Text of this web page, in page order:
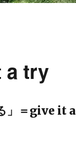
a try
」＝give it a